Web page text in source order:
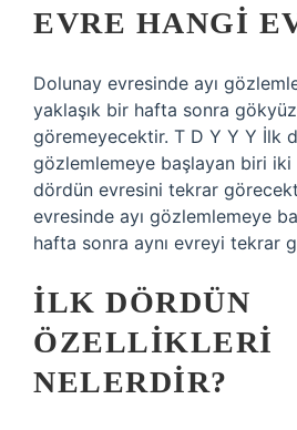
EVRE HANGI
Dolunay evresinde ayı
yaklaşık bir hafta sonra
göremeyecektir. T D Y Y Y İlk
gözlemlemeye başlayan biri
dördün evresini tekrar
evresinde ayı gözlemlemeye
hafta sonra aynı evreyi tekrar
İLK DÖRDÜN
ÖZELLIKLERI
NELERDIR?